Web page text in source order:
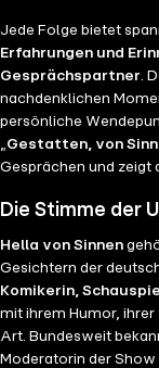
Marke
choices.
bleibt es
Jede Folge bietet
Erfahrungen und
Gesprächspartner.
nachdenklichen
persönliche
„Gestatten, von
Gesprächen und zeigt
Die Stimme der
Hella von Sinnen
Gesichtern der
Komikerin,
mit ihrem Humor,
Art. Bundesweit
Moderatorin der Show